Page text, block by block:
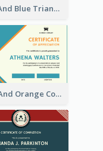
Pink And Blue Triangles Confetti Celebration Certificate
Blue And Orange Company Triangles With Badge Certificate